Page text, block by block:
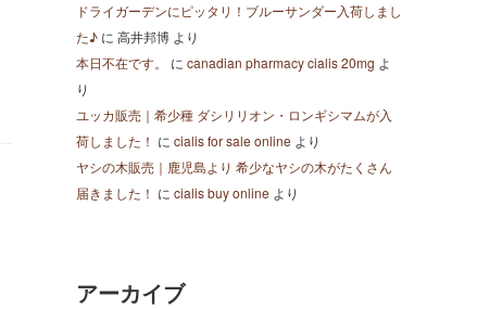
ドライガーデンにピッタリ！ブルーサンダー入荷しまし
た♪ に 高井邦博 より
本日不在です。
に canadian pharmacy cialis 20mg よ
り
ユッカ販売｜希少種 ダシリリオン・ロンギシマムが入
荷しました！ に cialis for sale online より
ヤシの木販売｜鹿児島より 希少なヤシの木がたくさん
届きました！ に cialis buy online より
アーカイブ